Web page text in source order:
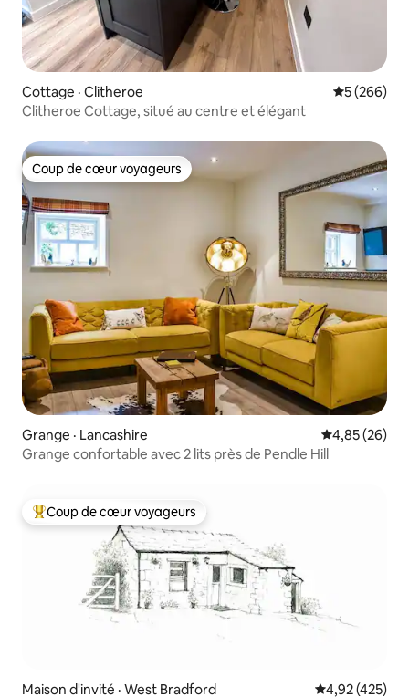
Cottage · Clitheroe Note
5 (266)
Clitheroe Cottage, situé au centre et élégant
Coup de cœur voyageurs
Coup de cœur voyageurs
Grange · Lancashire Note
4,85 (26)
Grange confortable avec 2 lits près de Pendle Hill
Coup de cœur voyageurs parmi les plus aimés
Coup de cœur voyageurs
Maison d'invité · West Bradford Note
4,92 (425)